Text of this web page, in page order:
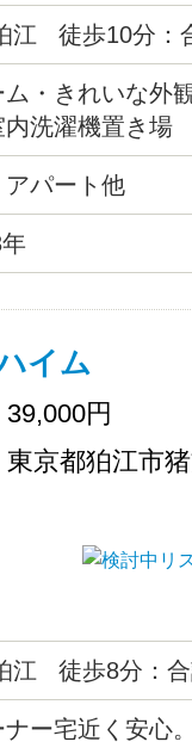
江 徒歩10分：
・きれいな外
洗濯機置き場
パート他
イム
円
東京都狛江市
江 徒歩8分：
ー宅近く安心